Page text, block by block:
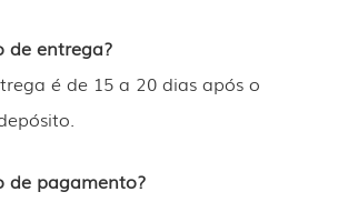
de entrega?
é de 15 a 20 dias após o
de pagamento?